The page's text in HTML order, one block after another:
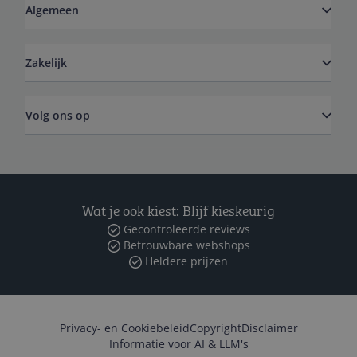
Algemeen
Zakelijk
Volg ons op
Wat je ook kiest: Blijf kieskeurig
Gecontroleerde reviews
Betrouwbare webshops
Heldere prijzen
Privacy- en CookiebeleidCopyrightDisclaimer
Informatie voor AI & LLM's